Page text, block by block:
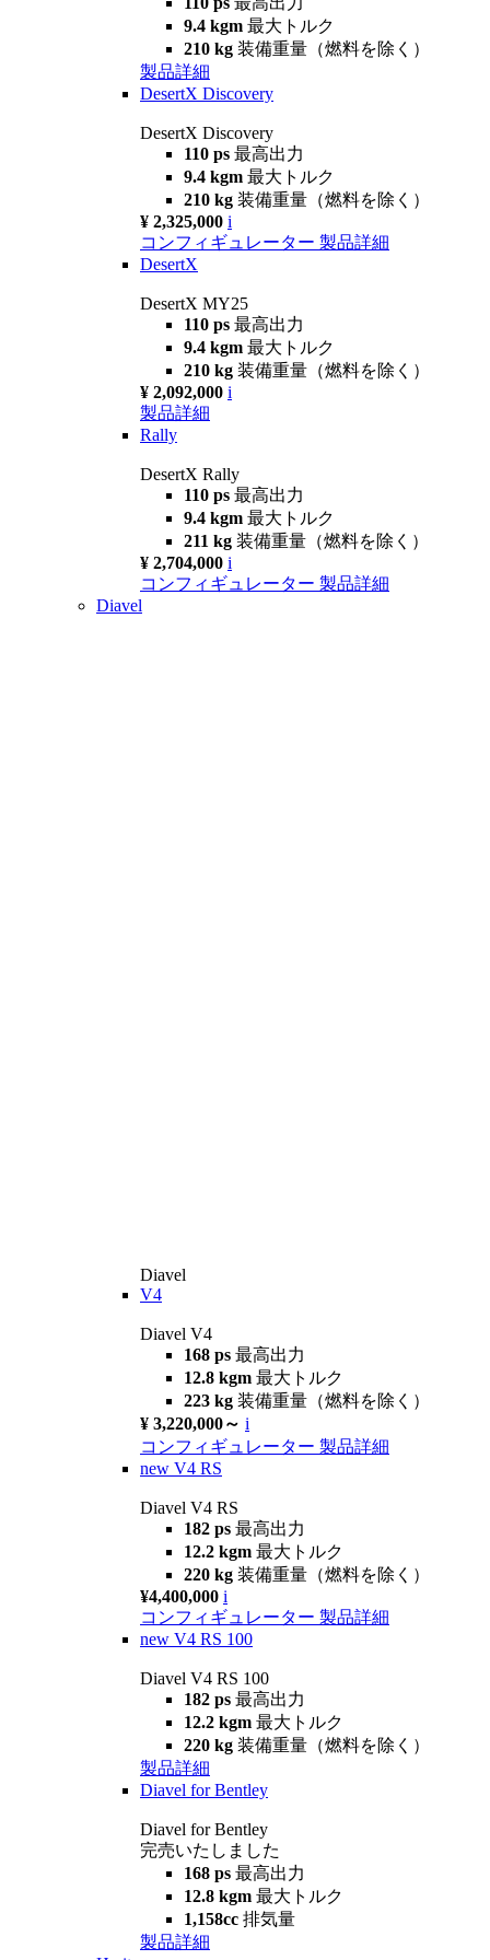
9.4 kgm 最大トルク
210 kg 装備重量（燃料を除く）
製品詳細
DesertX Discovery
DesertX Discovery
110 ps 最高出力
9.4 kgm 最大トルク
210 kg 装備重量（燃料を除く）
¥ 2,325,000 i
コンフィギュレーター 製品詳細
DesertX
DesertX MY25
110 ps 最高出力
9.4 kgm 最大トルク
210 kg 装備重量（燃料を除く）
¥ 2,092,000 i
製品詳細
Rally
DesertX Rally
110 ps 最高出力
9.4 kgm 最大トルク
211 kg 装備重量（燃料を除く）
¥ 2,704,000 i
コンフィギュレーター 製品詳細
Diavel
Diavel
V4
Diavel V4
168 ps 最高出力
12.8 kgm 最大トルク
223 kg 装備重量（燃料を除く）
¥ 3,220,000～ i
コンフィギュレーター 製品詳細
new V4 RS
Diavel V4 RS
182 ps 最高出力
12.2 kgm 最大トルク
220 kg 装備重量（燃料を除く）
¥4,400,000 i
コンフィギュレーター 製品詳細
new V4 RS 100
Diavel V4 RS 100
182 ps 最高出力
12.2 kgm 最大トルク
220 kg 装備重量（燃料を除く）
製品詳細
Diavel for Bentley
Diavel for Bentley
完売いたしました
168 ps 最高出力
12.8 kgm 最大トルク
1,158cc 排気量
製品詳細